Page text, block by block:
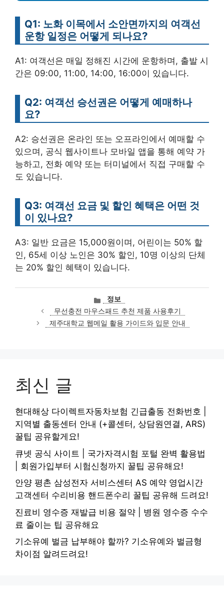
Q1: 노화 이목에서 소안면까지의 여객선
운항 일정은 어떻게 되나요?
A1: 여객선은 매일 정해진 시간에 운항하며, 출발 시
간은 09:00, 11:00, 14:00, 16:00이 있습니다.
Q2: 여객선 승선권은 어떻게 예매하나
요?
A2: 승선권은 온라인 또는 오프라인에서 예매할 수
있으며, 공식 웹사이트나 모바일 앱을 통해 예약 가
능하고, 전화 예약 또는 터미널에서 직접 구매할 수
도 있습니다.
Q3: 여객선 요금 및 할인 혜택은 어떤 것
이 있나요?
A3: 일반 요금은 15,000원이며, 어린이는 50% 할
인, 65세 이상 노인은 30% 할인, 10명 이상의 단체
는 20% 할인 혜택이 있습니다.
카
테
고
리
정보
무선충전 마우스패드 추천 제품 사용후기
제주대학교 웹메일 활용 가이드와 입문 안내
최신 글
현대해상 다이렉트자동차보험 긴급출동 전화번호 |
지역별 출동센터 안내 (+콜센터, 상담원연결, ARS)
꿀팁 공유할게요!
큐넷 공식 사이트 | 국가자격시험 포털 완벽 활용법
| 회원가입부터 시험신청까지 꿀팁 공유해요!
안양 평촌 삼성전자 서비스센터 AS 예약 영업시간
고객센터 수리비용 핸드폰수리 꿀팁 공유해 드려요!
진료비 영수증 재발급 비용 절약 | 병원 영수증 수수
료 줄이는 팁 공유해요
기소유예 벌금 납부해야 할까? 기소유예와 벌금형
차이점 알려드려요!